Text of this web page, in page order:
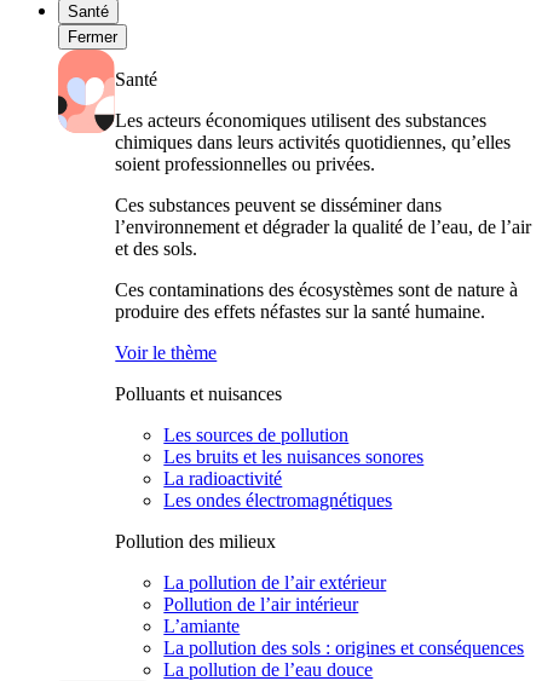
Santé
Fermer
Santé
Les acteurs économiques utilisent des substances
chimiques dans leurs activités quotidiennes, qu’elles
soient professionnelles ou privées.
Ces substances peuvent se disséminer dans
l’environnement et dégrader la qualité de l’eau, de l’air
et des sols.
Ces contaminations des écosystèmes sont de nature à
produire des effets néfastes sur la santé humaine.
Voir le thème
Polluants et nuisances
Les sources de pollution
Les bruits et les nuisances sonores
La radioactivité
Les ondes électromagnétiques
Pollution des milieux
La pollution de l’air extérieur
Pollution de l’air intérieur
L’amiante
La pollution des sols : origines et conséquences
La pollution de l’eau douce